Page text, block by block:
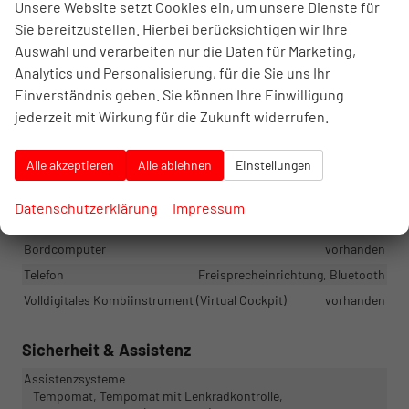
Sitze
Isofix (Kindersitzbefestigung), Rücksitzbank hinten geteilt,
Sitzheizung, Sportsitze
Sitze: Lordosenstütze
Sitze: Verstellbarkeit
Höhenverstellbarer Fahrersitz
Infotainment & Kommunikation
Radio/MP3-Player, Radio, Schnittstelle USB, Digitalradio DAB,
Bordcomputer
vorhanden
Telefon
Freisprecheinrichtung, Bluetooth
Volldigitales Kombiinstrument (Virtual Cockpit)
vorhanden
Sicherheit & Assistenz
Assistenzsysteme
Tempomat, Tempomat mit Lenkradkontrolle,
Unsere Website setzt Cookies ein, um unsere Dienste für
Sie bereitzustellen. Hierbei berücksichtigen wir Ihre
Auswahl und verarbeiten nur die Daten für Marketing,
Analytics und Personalisierung, für die Sie uns Ihr
Einverständnis geben. Sie können Ihre Einwilligung
jederzeit mit Wirkung für die Zukunft widerrufen.
Alle akzeptieren Alle ablehnen Einstellungen
Datenschutzerklärung Impressum